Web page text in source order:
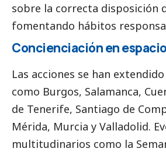
sobre la correcta disposición
fomentando hábitos
Concienciación en
Las acciones se han
como Burgos, Salamanca,
de Tenerife, Santiago de
Mérida, Murcia y Valladolid.
multitudinarios como la